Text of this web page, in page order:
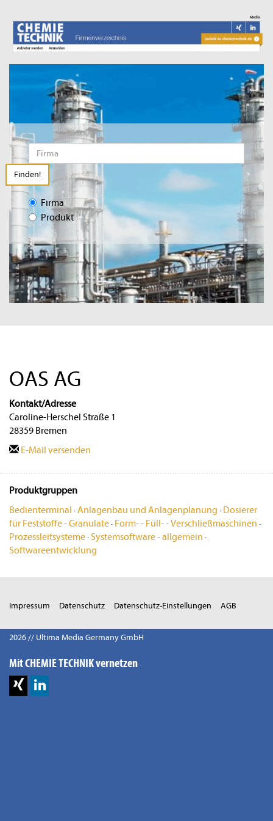
Finden!
Firma
Produkt
OAS AG
Kontakt/Adresse
Caroline-Herschel Straße 1
28359 Bremen
E-Mail versenden
Produktgruppen
Bedienterminal · Anlagenbau und Anlagenplanung · Dosierer
für Feststoffe - Granulate· Form- - Füll- - Verschließmaschinen ·
Prozessleitsysteme· Systemsoftware - allgemein ·
Softwareentwicklung
Impressum Datenschutz Datenschutz-Einstellungen AGB
2026 // Ultima Media Germany GmbH
Mit CHEMIE TECHNIK vernetzen